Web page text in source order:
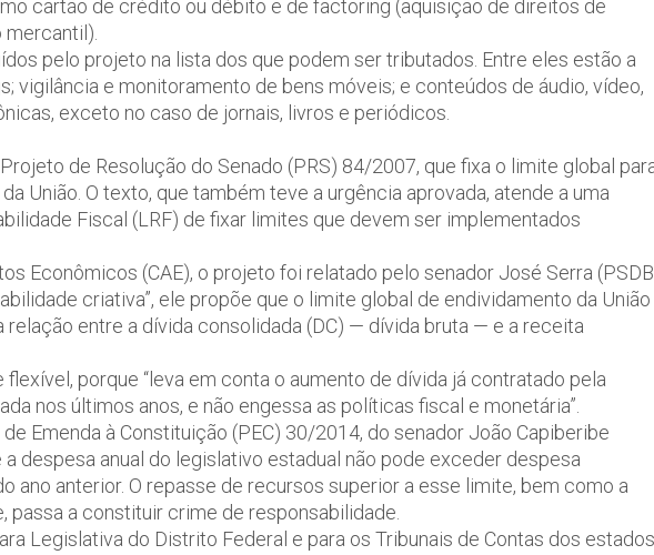
cartão de crédito ou débito e de factoring (aquisição de direitos de
pelo projeto na lista dos que podem ser tributados. Entre eles estão a
vigilância e monitoramento de bens móveis; e conteúdos de áudio, vídeo,
exceto no caso de jornais, livros e periódicos.
de Resolução do Senado (PRS) 84/2007, que fixa o limite global
União. O texto, que também teve a urgência aprovada, atende a uma
Fiscal (LRF) de fixar limites que devem ser implementados
Econômicos (CAE), o projeto foi relatado pelo senador José Serra
criativa”, ele propõe que o limite global de endividamento da União
entre a dívida consolidada (DC) — dívida bruta — e a receita
porque “leva em conta o aumento de dívida já contratado pela
nos últimos anos, e não engessa as políticas fiscal e monetária”.
Emenda à Constituição (PEC) 30/2014, do senador João Capiberibe
despesa anual do legislativo estadual não pode exceder despesa
ano anterior. O repasse de recursos superior a esse limite, bem como a
passa a constituir crime de responsabilidade.
Legislativa do Distrito Federal e para os Tribunais de Contas dos estados